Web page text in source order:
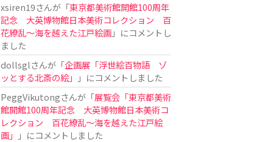
xsiren19さんが「東京都美術館開館100周年
記念 大英博物館日本美術コレクション 百
花繚乱～海を越えた江戸絵画」にコメントし
ました
dollsglさんが「企画展「浮世絵百物語 ゾ
ッとする北斎の絵」
」にコメントしました
PeggVikutongさんが「展覧会「東京都美術
館開館100周年記念 大英博物館日本美術コ
レクション 百花繚乱〜海を越えた江戸絵
画」
」にコメントしました